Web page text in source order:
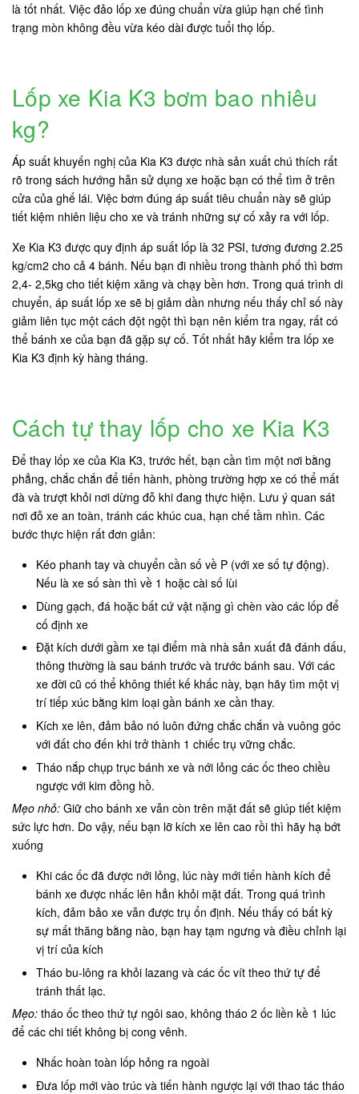
là tốt nhất. Việc đảo lốp xe đúng chuẩn vừa giúp hạn chế tình
trạng mòn không đều vừa kéo dài được tuổi thọ lốp.
Lốp xe Kia K3 bơm bao nhiêu
kg?
Áp suất khuyến nghị của Kia K3 được nhà sản xuất chú thích rất
rõ trong sách hướng hẫn sử dụng xe hoặc bạn có thể tìm ở trên
cửa của ghế lái. Việc bơm đúng áp suất tiêu chuẩn này sẽ giúp
tiết kiệm nhiên liệu cho xe và tránh những sự cố xảy ra với lốp.
Xe Kia K3 được quy định áp suất lốp là 32 PSI, tương đương 2.25
kg/cm2 cho cả 4 bánh. Nếu bạn đi nhiều trong thành phố thì bơm
2,4- 2,5kg cho tiết kiệm xăng và chạy bền hơn. Trong quá trình di
chuyển, áp suất lốp xe sẽ bị giảm dần nhưng nếu thấy chỉ số này
giảm liên tục một cách đột ngột thì bạn nên kiểm tra ngay, rất có
thể bánh xe của bạn đã gặp sự cố. Tốt nhất hãy kiểm tra lốp xe
Kia K3 định kỳ hàng tháng.
Cách tự thay lốp cho xe Kia K3
Để thay lốp xe của Kia K3, trước hết, bạn cần tìm một nơi bằng
phẳng, chắc chắn để tiến hành, phòng trường hợp xe có thể mất
đà và trượt khỏi nơi dừng đỗ khi đang thực hiện. Lưu ý quan sát
nơi đỗ xe an toàn, tránh các khúc cua, hạn chế tầm nhìn. Các
bước thực hiện rất đơn giản:
Kéo phanh tay và chuyển cần số về P (với xe số tự động).
Nếu là xe số sàn thì về 1 hoặc cài số lùi
Dùng gạch, đá hoặc bất cứ vật nặng gì chèn vào các lốp để
cố định xe
Đặt kích dưới gầm xe tại điểm mà nhà sản xuất đã đánh dấu,
thông thường là sau bánh trước và trước bánh sau. Với các
xe đời cũ có thể không thiết kế khấc này, bạn hãy tìm một vị
trí tiếp xúc bằng kim loại gần bánh xe cần thay.
Kích xe lên, đảm bảo nó luôn đứng chắc chắn và vuông góc
với đất cho đến khi trở thành 1 chiếc trụ vững chắc.
Tháo nắp chụp trục bánh xe và nới lỏng các ốc theo chiều
ngược với kim đồng hồ.
Mẹo nhỏ: Giữ cho bánh xe vẫn còn trên mặt đất sẽ giúp tiết kiệm
sức lực hơn. Do vậy, nếu bạn lỡ kích xe lên cao rồi thì hãy hạ bớt
xuống
Khi các ốc đã được nới lỏng, lúc này mới tiến hành kích để
bánh xe được nhấc lên hẳn khỏi mặt đất. Trong quá trình
kích, đảm bảo xe vẫn được trụ ổn định. Nếu thấy có bất kỳ
sự mất thăng bằng nào, bạn hay tạm ngưng và điều chỉnh lại
vị trí của kích
Tháo bu-lông ra khỏi lazang và các ốc vít theo thứ tự để
tránh thất lạc.
Mẹo: tháo ốc theo thứ tự ngôi sao, không tháo 2 ốc liền kề 1 lúc
để các chi tiết không bị cong vênh.
Nhấc hoàn toàn lốp hỏng ra ngoài
Đưa lốp mới vào trúc và tiến hành ngược lại với thao tác tháo